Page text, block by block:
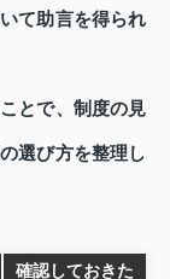
て助言を得られ
とで、制度の見
選び方を整理し
確認しておきた